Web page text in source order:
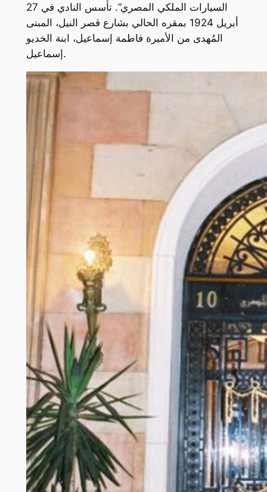
السيارات الملكي المصري”. تأسس النادي في 27
أبريل 1924 بمقره الحالي بشارع قصر النيل، المبنى
المُهدى من الأميرة فاطمة إسماعيل، ابنة الخديو
إسماعيل.